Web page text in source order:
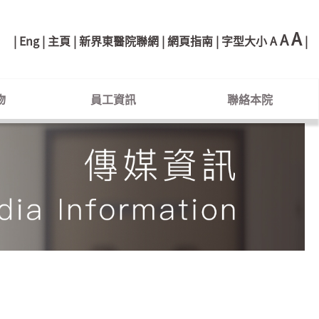
Eng 主頁 新界東醫院聯網 網頁指南 字型大小AAA
員工資訊 聯絡本院